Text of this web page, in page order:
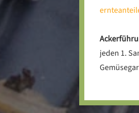
jeden 1.